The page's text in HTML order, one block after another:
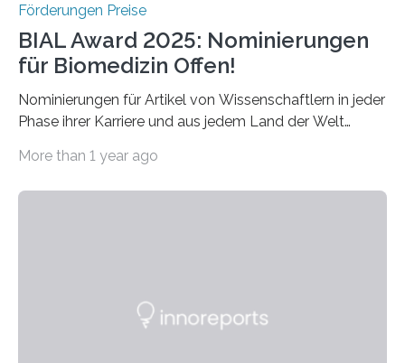
Förderungen Preise
BIAL Award 2025: Nominierungen
für Biomedizin Offen!
Nominierungen für Artikel von Wissenschaftlern in jeder
Phase ihrer Karriere und aus jedem Land der Welt
Leben gerufen, um die bemerkenswertesten
Foundation, des BIAL Award in Biomedicine ist in
More than 1 year ago